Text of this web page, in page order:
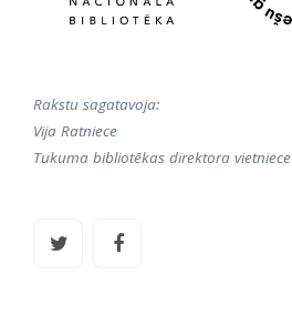
Rakstu sagatavoja:
Vija Ratniece
Tukuma bibliotēkas direktora vietniece